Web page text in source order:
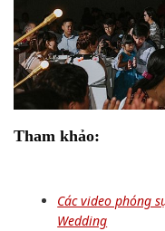
Tham khảo:
Các video phóng
Wedding